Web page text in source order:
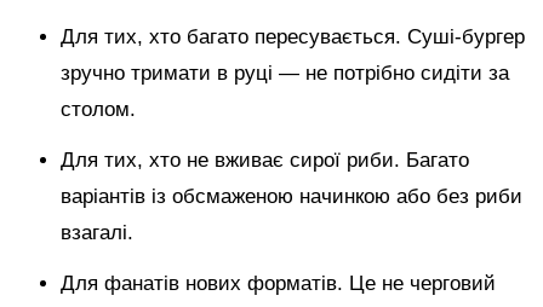
Для тих, хто багато пересувається. Суші-бургер
зручно тримати в руці — не потрібно сидіти за
столом.
Для тих, хто не вживає сирої риби. Багато
варіантів із обсмаженою начинкою або без риби
взагалі.
Для фанатів нових форматів. Це не черговий